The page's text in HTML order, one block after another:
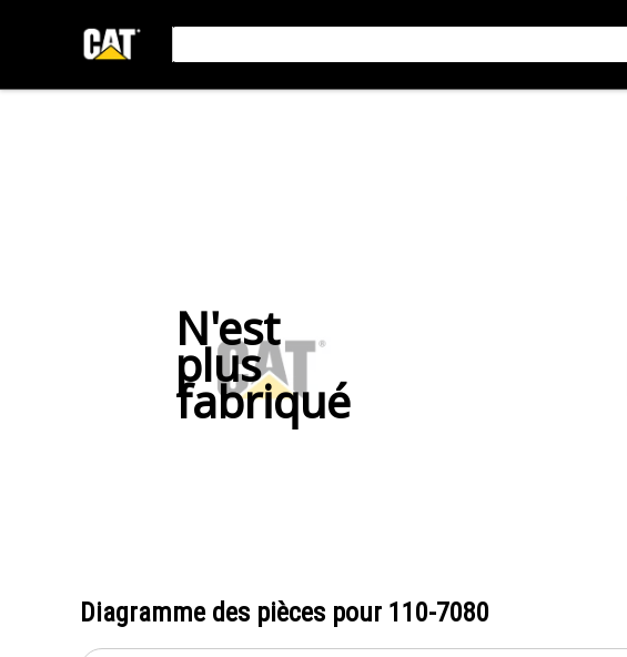
N'est
plus
fabriqué
Diagramme des pièces pour 110-7080